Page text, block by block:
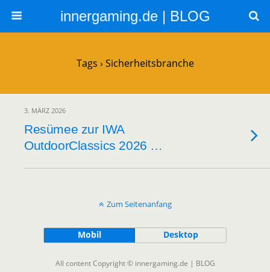
innergaming.de | BLOG
Tags › Sicherheitsbranche
3. MÄRZ 2026
Resümee zur IWA
OutdoorClassics 2026 …
Zum Seitenanfang
Mobil Desktop
All content Copyright © innergaming.de | BLOG